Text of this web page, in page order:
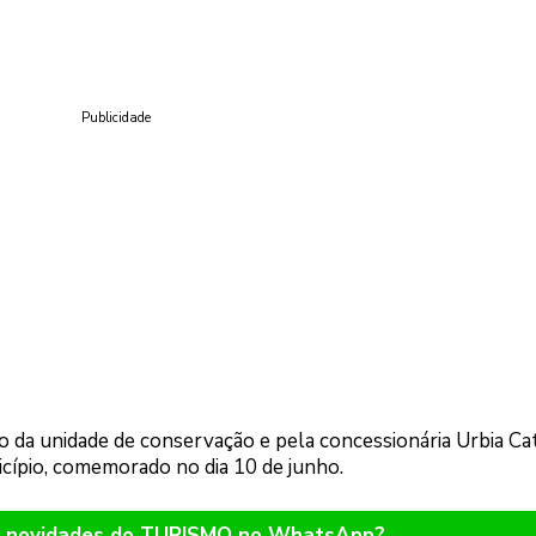
Publicidade
unidade de conservação e pela concessionária Urbia
comemorado no dia 10 de junho.